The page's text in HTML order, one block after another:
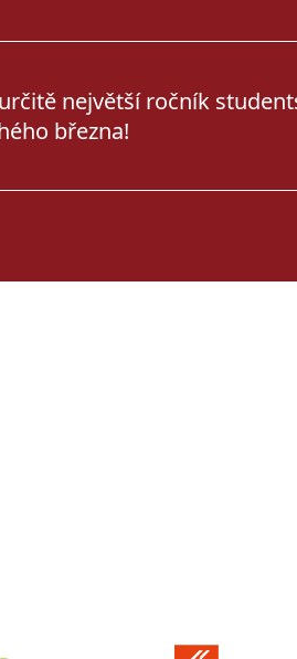
největší ročník
března!